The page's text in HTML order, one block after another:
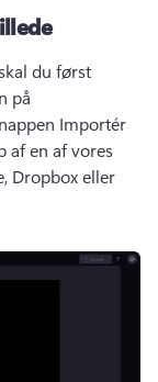
du først
på
Importér
af en af vores
Dropbox eller